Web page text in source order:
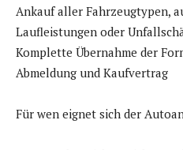
Ankauf aller Fahrzeugtypen,
Laufleistungen oder
Komplette Übernahme der
Abmeldung und Kaufvertrag
Für wen eignet sich der